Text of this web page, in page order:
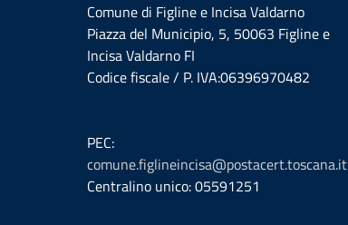
Comune di Figline e Incisa Valdarno
Piazza del Municipio, 5, 50063 Figline e
Incisa Valdarno FI
Codice fiscale / P. IVA:06396970482
PEC:
comune.figlineincisa@postacert.toscana.it
Centralino unico: 05591251